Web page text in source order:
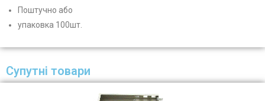
Поштучно або
упаковка 100шт.
Супутні товари